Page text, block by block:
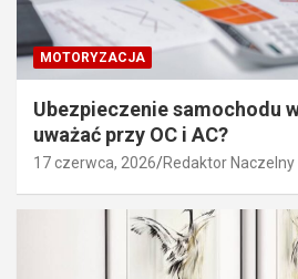
MOTORYZACJA
Ubezpieczenie samochodu
uważać przy OC i AC?
17 czerwca, 2026 Redaktor Naczelny